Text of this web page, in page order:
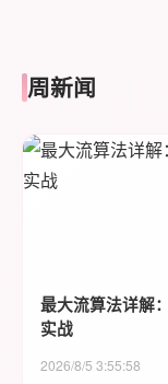
周新闻
最大流算法详解
实战
2026/8/5 3:55:58